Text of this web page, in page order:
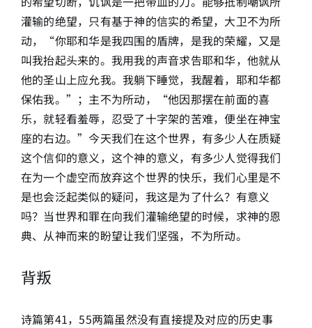
灌输的绝望，只有基于神的信实的希望，大卫不为所
动，“你耶和华是我四围的盾牌，是我的荣耀，又是
叫我抬起头来的。我用我的声音求告耶和华，他就从
他的圣山上应允我。我躺下睡觉，我醒着，耶和华都
保佑我。”；主不为所动，“他因那摆在前面的喜
乐，就轻看羞辱，忍受了十字架的苦难，便坐在神宝
座的右边。”今天我们在这个世界，有多少人在质疑
这个信仰的意义，这个神的意义，有多少人觉得我们
在为一个虚空而放弃这个世界的快乐，我们心里是不
是也会泛起类似的疑问，我这是为了什么？有意义
吗？当世界和罪在向我们灌输绝望的时候，求神的恩
典、从神而来的盼望让我们坚强，不为所动。
背叛
诗篇第41，55两篇虽然没有直接提及对应的历史事